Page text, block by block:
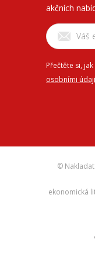
akčních
Přečtěte si,
osobními údaji
©
ekonomická